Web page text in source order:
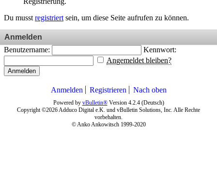
Du musst registriert sein, um diese Seite aufrufen zu können.
Anmelden
Benutzername:
Kennwort:
Angemeldet bleiben?
Anmelden
Anmelden Registrieren Nach oben
Powered by vBulletin®Version 4.2.4 (Deutsch)
Copyright ©2026 Adduco Digital e.K. und vBulletin Solutions, Inc. Alle Rechte
vorbehalten.
© Anko Ankowitsch 1999-2020